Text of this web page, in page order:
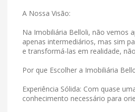
A Nossa Visão:
Na Imobiliária Belloli, não vemos
apenas intermediários, mas sim
e transformá-las em realidade,
Por que Escolher a Imobiliária
Experiência Sólida: Com quase
conhecimento necessário para